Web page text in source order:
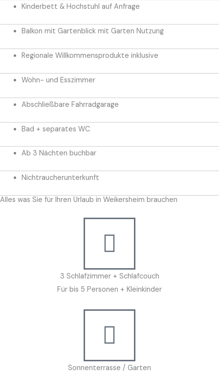
Kinderbett & Hochstuhl auf Anfrage
Balkon mit Gartenblick mit Garten Nutzung
Regionale Willkommensprodukte inklusive
Wohn- und Esszimmer
Abschließbare Fahrradgarage
Bad + separates WC
Ab 3 Nächten buchbar
Nichtraucherunterkunft
Alles was Sie für Ihren Urlaub in Weikersheim brauchen
3 Schlafzimmer + Schlafcouch
Für bis 5 Personen + Kleinkinder
Sonnenterrasse / Garten